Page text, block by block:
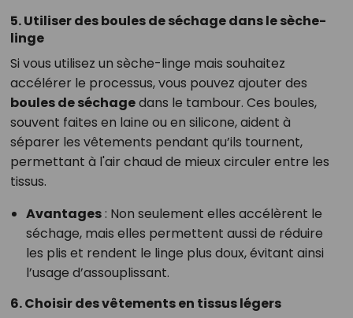
5. Utiliser des boules de séchage dans le sèche-
linge
Si vous utilisez un sèche-linge mais souhaitez
accélérer le processus, vous pouvez ajouter des
boules de séchagedans le tambour. Ces boules,
souvent faites en laine ou en silicone, aident à
séparer les vêtements pendant qu’ils tournent,
permettant à l'air chaud de mieux circuler entre les
tissus.
Avantages: Non seulement elles accélèrent le
séchage, mais elles permettent aussi de réduire
les plis et rendent le linge plus doux, évitant ainsi
l’usage d’assouplissant.
6. Choisir des vêtements en tissus légers